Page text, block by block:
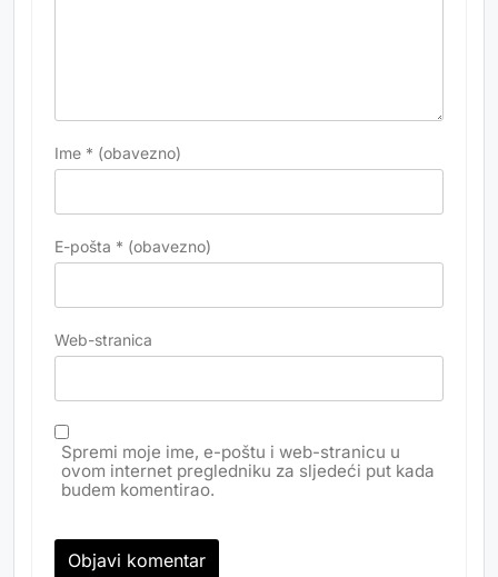
Ime * (obavezno)
E-pošta * (obavezno)
Web-stranica
Spremi moje ime, e-poštu i web-stranicu u
ovom internet pregledniku za sljedeći put kada
budem komentirao.